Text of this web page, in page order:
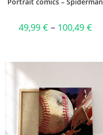
49,99 € – 100,49 €